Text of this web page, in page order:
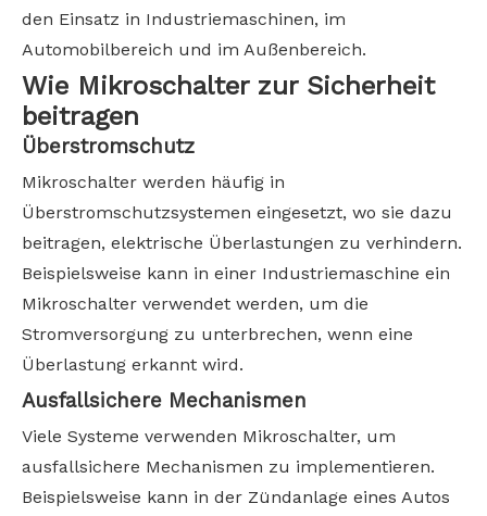
den Einsatz in Industriemaschinen, im
Automobilbereich und im Außenbereich.
Wie Mikroschalter zur Sicherheit
beitragen
Überstromschutz
Mikroschalter werden häufig in
Überstromschutzsystemen eingesetzt, wo sie dazu
beitragen, elektrische Überlastungen zu verhindern.
Beispielsweise kann in einer Industriemaschine ein
Mikroschalter verwendet werden, um die
Stromversorgung zu unterbrechen, wenn eine
Überlastung erkannt wird.
Ausfallsichere Mechanismen
Viele Systeme verwenden Mikroschalter, um
ausfallsichere Mechanismen zu implementieren.
Beispielsweise kann in der Zündanlage eines Autos